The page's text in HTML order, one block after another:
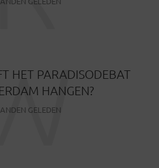
HET PARADISODEBAT
HANGEN?
GELEDEN